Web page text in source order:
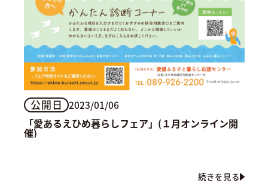
公開日 2023/01/06
「愛あるえひめ暮らしフェア」(１月オンライン開
催)
続きを見る